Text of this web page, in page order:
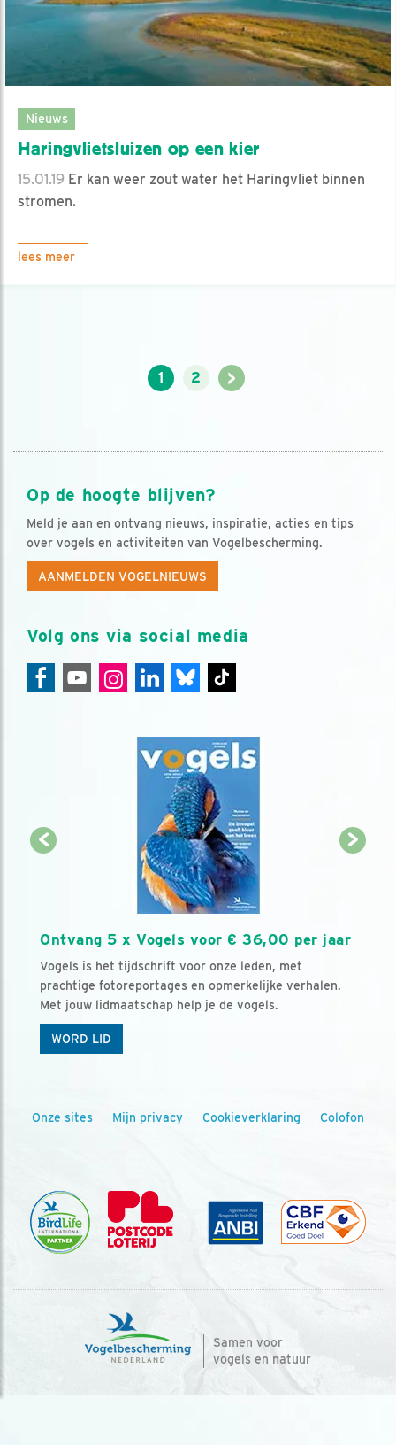
Nieuws
Haringvlietsluizen op een kier
15.01.19 Er kan weer zout water het Haringvliet binnen
stromen.
lees meer
1 2 >
Op de hoogte blijven?
Meld je aan en ontvang nieuws, inspiratie, acties en tips
over vogels en activiteiten van Vogelbescherming.
AANMELDEN VOGELNIEUWS
Volg ons via social media
Ontvang 5 x Vogels voor € 36,00 per jaar
Vogels is het tijdschrift voor onze leden, met
prachtige fotoreportages en opmerkelijke verhalen.
Met jouw lidmaatschap help je de vogels.
WORD LID
Onze sites Mijn privacy Cookieverklaring Colofon
Samen voor
vogels en natuur